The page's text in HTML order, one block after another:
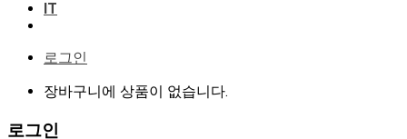
IT
로그인
장바구니에 상품이 없습니다.
로그인